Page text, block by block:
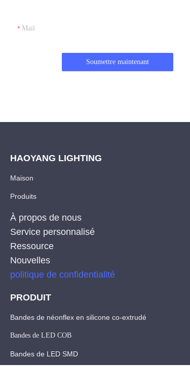
Mail
Soumettre maintenant
HAOYANG LIGHTING
Maison
Produits
À propos de nous
Service personnalisé
Ressource
Nouvelles
politique de confidentialité
PRODUIT
Bandes de néonflex en silicone co-extrudé
Bandes de LED COB
Bandes de LED SMD